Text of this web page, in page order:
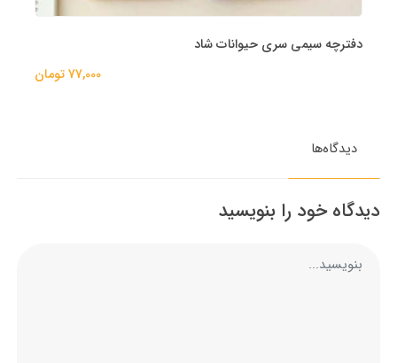
دفترچه سیمی سری حیوانات شاد
77,000 تومان
دیدگاه‌ها
دیدگاه خود را بنویسید